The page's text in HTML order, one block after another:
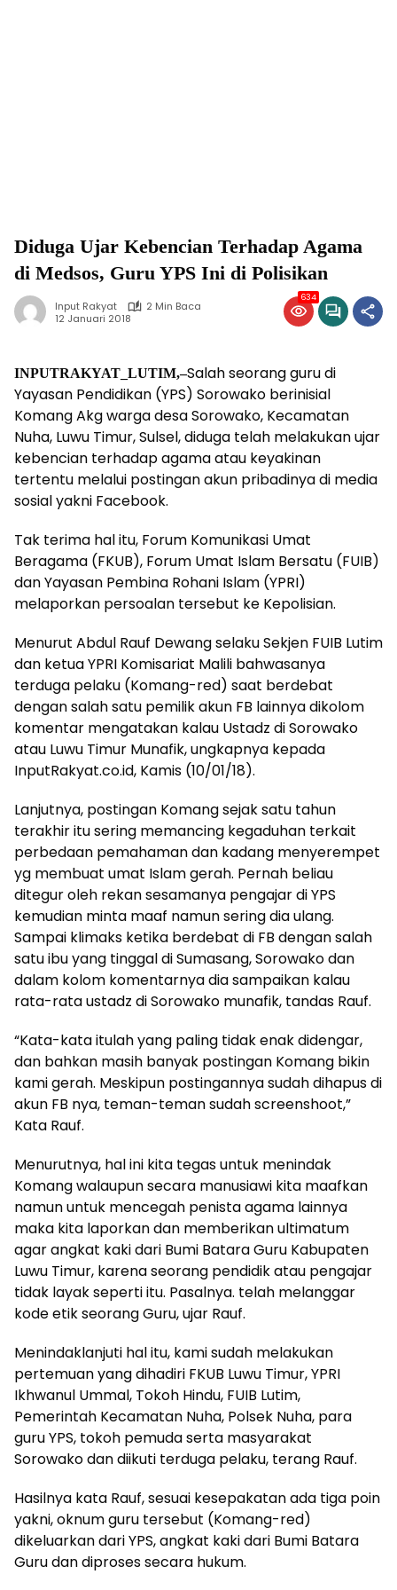
Diduga Ujar Kebencian Terhadap Agama
di Medsos, Guru YPS Ini di Polisikan
Input Rakyat
2 Min Baca
12 Januari 2018
634
INPUTRAKYAT_LUTIM,–Salah seorang guru di
Yayasan Pendidikan (YPS) Sorowako berinisial
Komang Akg warga desa Sorowako, Kecamatan
Nuha, Luwu Timur, Sulsel, diduga telah melakukan ujar
kebencian terhadap agama atau keyakinan
tertentu melalui postingan akun pribadinya di media
sosial yakni Facebook.
Tak terima hal itu, Forum Komunikasi Umat
Beragama (FKUB), Forum Umat Islam Bersatu (FUIB)
dan Yayasan Pembina Rohani Islam (YPRI)
melaporkan persoalan tersebut ke Kepolisian.
Menurut Abdul Rauf Dewang selaku Sekjen FUIB Lutim
dan ketua YPRI Komisariat Malili bahwasanya
terduga pelaku (Komang-red) saat berdebat
dengan salah satu pemilik akun FB lainnya dikolom
komentar mengatakan kalau Ustadz di Sorowako
atau Luwu Timur Munafik, ungkapnya kepada
InputRakyat.co.id, Kamis (10/01/18).
Lanjutnya, postingan Komang sejak satu tahun
terakhir itu sering memancing kegaduhan terkait
perbedaan pemahaman dan kadang menyerempet
yg membuat umat Islam gerah. Pernah beliau
ditegur oleh rekan sesamanya pengajar di YPS
kemudian minta maaf namun sering dia ulang.
Sampai klimaks ketika berdebat di FB dengan salah
satu ibu yang tinggal di Sumasang, Sorowako dan
dalam kolom komentarnya dia sampaikan kalau
rata-rata ustadz di Sorowako munafik, tandas Rauf.
“Kata-kata itulah yang paling tidak enak didengar,
dan bahkan masih banyak postingan Komang bikin
kami gerah. Meskipun postingannya sudah dihapus di
akun FB nya, teman-teman sudah screenshoot,”
Kata Rauf.
Menurutnya, hal ini kita tegas untuk menindak
Komang walaupun secara manusiawi kita maafkan
namun untuk mencegah penista agama lainnya
maka kita laporkan dan memberikan ultimatum
agar angkat kaki dari Bumi Batara Guru Kabupaten
Luwu Timur, karena seorang pendidik atau pengajar
tidak layak seperti itu. Pasalnya. telah melanggar
kode etik seorang Guru, ujar Rauf.
Menindaklanjuti hal itu, kami sudah melakukan
pertemuan yang dihadiri FKUB Luwu Timur, YPRI
Ikhwanul Ummal, Tokoh Hindu, FUIB Lutim,
Pemerintah Kecamatan Nuha, Polsek Nuha, para
guru YPS, tokoh pemuda serta masyarakat
Sorowako dan diikuti terduga pelaku, terang Rauf.
Hasilnya kata Rauf, sesuai kesepakatan ada tiga poin
yakni, oknum guru tersebut (Komang-red)
dikeluarkan dari YPS, angkat kaki dari Bumi Batara
Guru dan diproses secara hukum.